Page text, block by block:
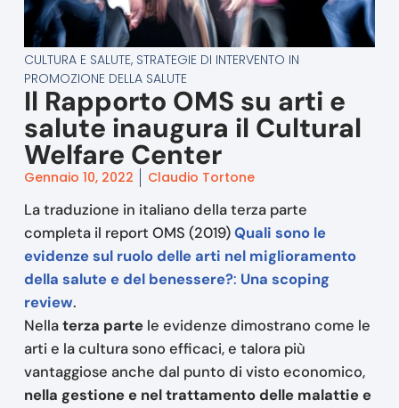
CULTURA E SALUTE, STRATEGIE DI INTERVENTO IN
PROMOZIONE DELLA SALUTE
Il Rapporto OMS su arti e
salute inaugura il Cultural
Welfare Center
Gennaio 10, 2022 Claudio Tortone
La traduzione in italiano della terza parte
completa il report OMS (2019)Quali sono le
evidenze sul ruolo delle arti nel miglioramento
della salute e del benessere?: Una scoping
review.
Nellaterza partele evidenze dimostrano come le
arti e la cultura sono efficaci, e talora più
vantaggiose anche dal punto di visto economico,
nella gestione e nel trattamento delle malattie e